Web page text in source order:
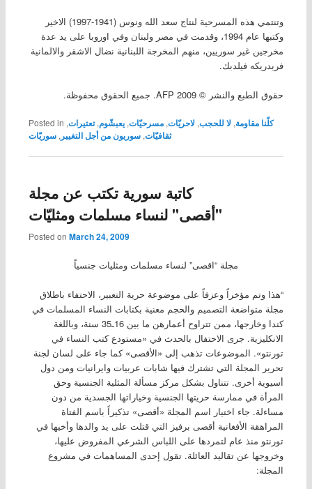
وتنتمي هذه المسرحية لنتاج سعد الله ونوس (1941-1997) الاخير
وكتبها عام 1994، وقدمت في مصر ولبنان وفي اوروبا على يد عدة
مخرجين غير سوريين، منهم المخرجة اللبنانية نضال الاشقر والالمانية
فريدريكه فيلدبك.
حقوق الطبع والنشر © 2009 AFP. جميع الحقوق محفوظة.
Posted in كلّنا مقاومة,لا للحجب,لاحريّات,مسرحيّات,يعبشّوم,تعتيرات,
ثقافيّات,سوريون من أجل التغيير,سوريّات
كاتبة سورية تكتب عن مجلة
"أقصى" لنساء مسلمات ومثليّات
Posted on March 24, 2009
مجلة “اقصى” لنساء مسلمات ومثليات جنسياً
“هذا وتم مؤخراً وعزفاً على موضوعة حرية التعبير، الاحتفاء باطلاق
مجلة متواضعة التصميم والحجم معنية بكتابات النساء المسلمات في
كندا وخارجها، ممن تتراوح أعمارهن ما بين 16ـ35 سنة، وباللغة
الانكليزية. جرى الاحتفال بالحدث في «مستودع كتب النساء في
تورنتو». الموضوعات تذهب إلى «الأقصى» كما جاء على لسان لجنة
تحرير المجلة التي تشترك فيها شابات عربيات وايرانيات ومن دول
أسيوية أخرى. تتناول بشكل مركز مسألة المثلية الجنسية وحق
المرأة في ممارسة حريتها الجنسية وخياراتها الجسدية من دون
مساءلة. جاء اختيار اسم المجلة «أقصى» تذكيراً باسم الفتاة
المراهقة الأفغانية أقصى برفيز التي قتلت على يد والدها وأخيها في
تورنتو منذ عام لتمردها على اللباس الشرعي المفروض عليها،
وخروجها عن تقاليد العائلة. تقول إحدى المساهمات في مشروع
المجلة: